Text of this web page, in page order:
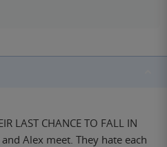
LAST CHANCE TO FALL IN
and Alex meet. They hate each